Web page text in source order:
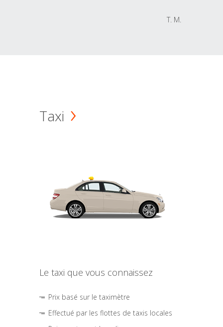
T. M.
Taxi
Le taxi que vous connaissez
Prix basé sur le taximètre
Effectué par les flottes de taxis locales